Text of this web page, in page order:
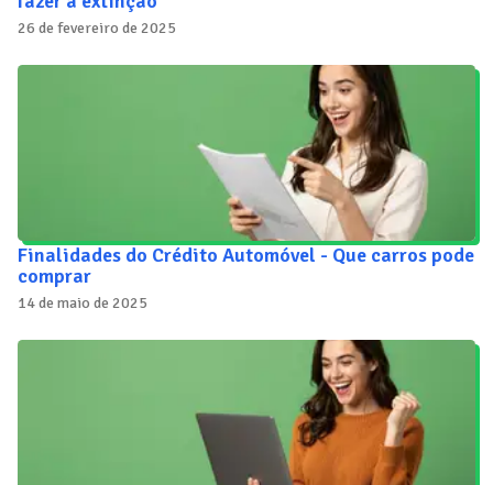
26 de fevereiro de 2025
Finalidades do Crédito Automóvel - Que carros pode
comprar
14 de maio de 2025